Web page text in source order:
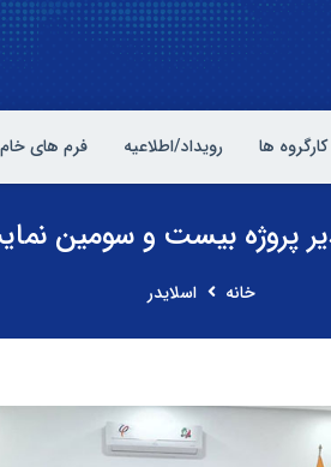
کارگروه ها رویداد/اطلاعیه فرم های خام
پروژه بیست و سومین
خانه اسلایدر